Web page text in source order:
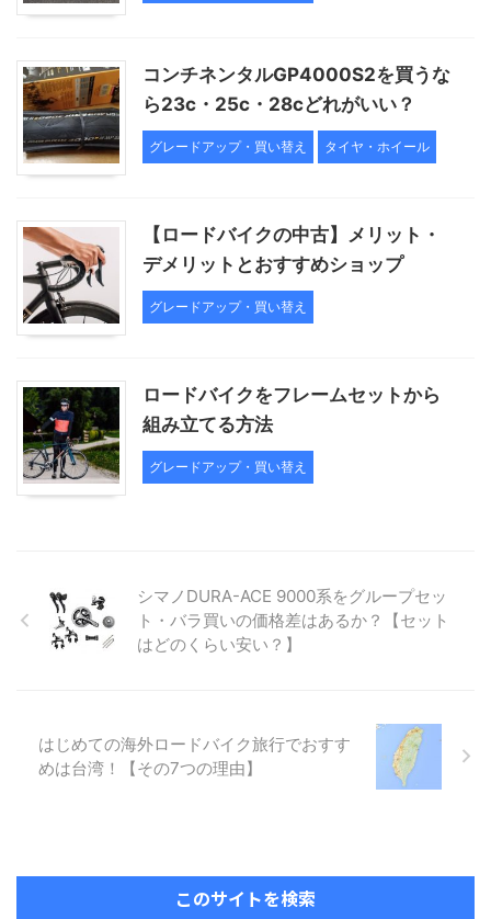
コンチネンタルGP4000S2を買うな
ら23c・25c・28cどれがいい？
グレードアップ・買い替え タイヤ・ホイール
【ロードバイクの中古】メリット・
デメリットとおすすめショップ
グレードアップ・買い替え
ロードバイクをフレームセットから
組み立てる方法
グレードアップ・買い替え
シマノDURA-ACE 9000系をグループセッ
ト・バラ買いの価格差はあるか？【セット
はどのくらい安い？】
はじめての海外ロードバイク旅行でおすす
めは台湾！【その7つの理由】
このサイトを検索